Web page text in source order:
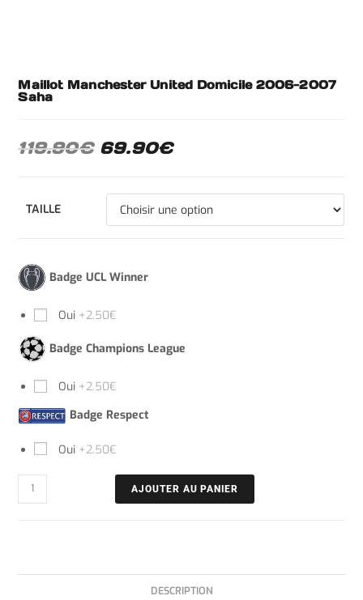
Maillot Manchester United Domicile 2006-2007
Saha
119.90€ 69.90€
TAILLE
Badge UCL Winner
Oui +2.50€
Badge Champions League
Oui +2.50€
Badge Respect
Oui +2.50€
AJOUTER AU PANIER
DESCRIPTION